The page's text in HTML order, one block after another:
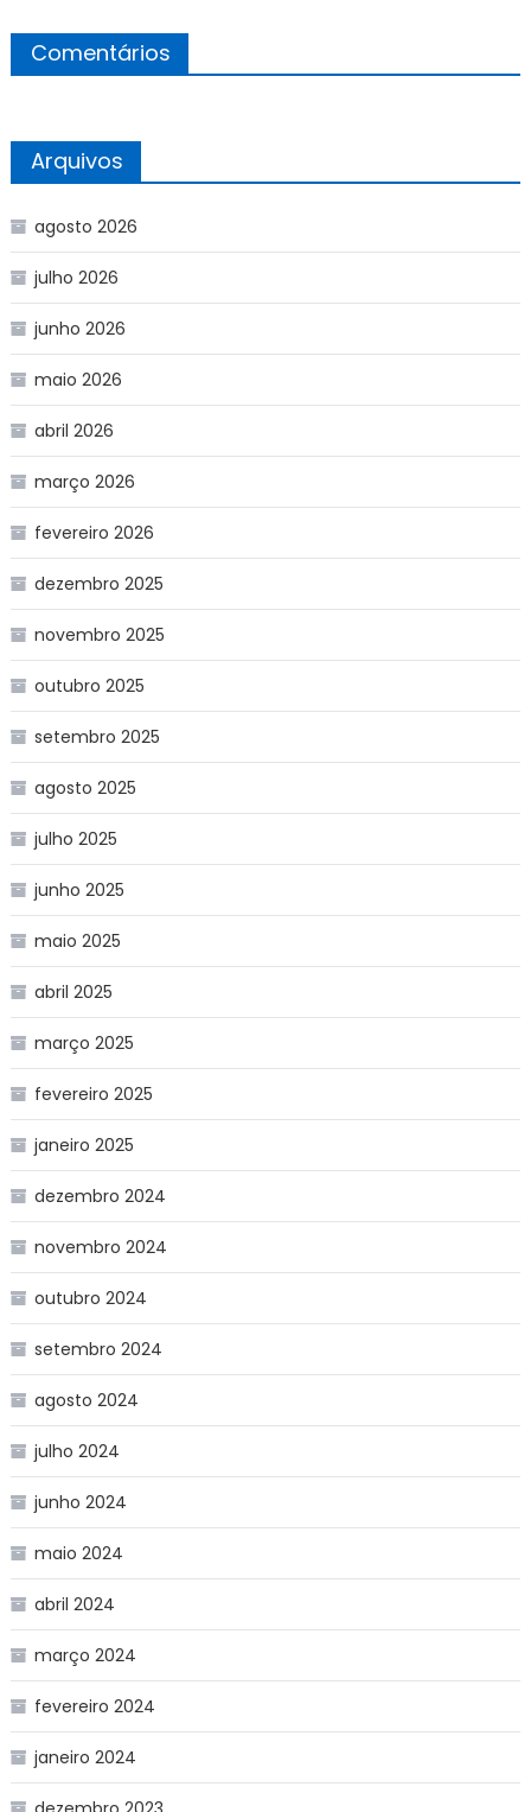
Comentários
Arquivos
agosto 2026
julho 2026
junho 2026
maio 2026
abril 2026
março 2026
fevereiro 2026
dezembro 2025
novembro 2025
outubro 2025
setembro 2025
agosto 2025
julho 2025
junho 2025
maio 2025
abril 2025
março 2025
fevereiro 2025
janeiro 2025
dezembro 2024
novembro 2024
outubro 2024
setembro 2024
agosto 2024
julho 2024
junho 2024
maio 2024
abril 2024
março 2024
fevereiro 2024
janeiro 2024